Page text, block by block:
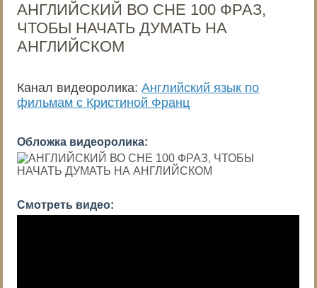
АНГЛИЙСКИЙ ВО СНЕ 100 ФРАЗ,
ЧТОБЫ НАЧАТЬ ДУМАТЬ НА
АНГЛИЙСКОМ
Канал видеоролика:Английский язык по
фильмам с Кристиной Франц
Обложка видеоролика:
Смотреть видео: